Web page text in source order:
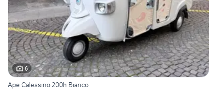
6
Ape Calessino 200h Bianco